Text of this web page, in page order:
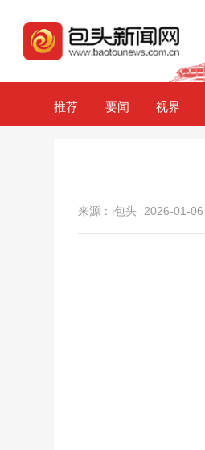
推荐 要闻 视界
来源：i包头 2026-01-06